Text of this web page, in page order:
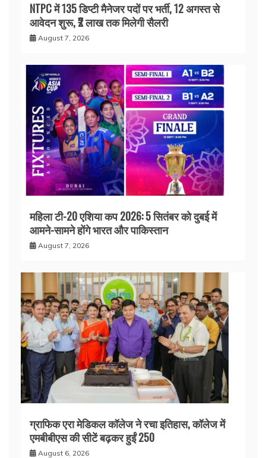
NTPC में 135 डिप्टी मैनेजर पदों पर भर्ती, 12 अगस्त से
आवेदन शुरू, ₹2 लाख तक मिलेगी सैलरी
August 7, 2026
महिला टी-20 एशिया कप 2026: 5 सितंबर को दुबई में
आमने-सामने होंगे भारत और पाकिस्तान
August 7, 2026
ग्राफिक एरा मेडिकल कॉलेज ने रचा इतिहास, कॉलेज में
एमबीबीएस की सीटें बढ़कर हुईं 250
August 6, 2026